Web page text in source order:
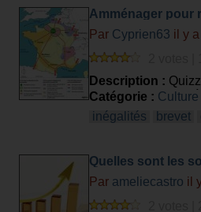
Amménager pour
Par Cyprien63 il y
Description :
territoires français,
Catégorie :
inégalités
brevet
Quelles sont les
Par ameliecastro il